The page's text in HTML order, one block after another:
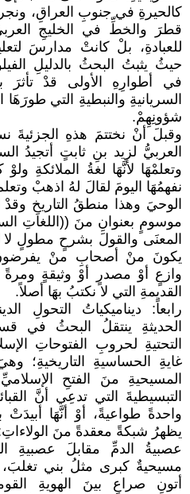
كالحيرةِ في جنوبِ العراقِ،
قطرَ والخطِّ في الخليجِ
للعبادةِ، بلْ كانتْ مدارسَ
حيثُ يثبتُ البحثُ بالدليلِ
في أطوارِهِ الأولى قدْ
السريانيةِ والنبطيةِ التي
شؤونِهِمْ.
وقبلَ أنْ نختتمَ هذهِ الجزئيةَ
العربيُّ لزيد بنِ ثابتٍ أتجيدُ
وتعلمْهَا لأنَّهَا لغةُ الملائكةِ
نفهمُهَا اليومَ لقالَ لهُ اذهبْ
الوحيَ وهذا منطقُ التاريخِ
موسومٍ بعنوانِ منَ ((اللغاتِ
المعنَى والقولَ بشرحٍ مطولٍ لا
يكونَ منْ أصحابِ منْ يفرضونَ
وازعٍ أوْ مصدرٍ أوْ وثيقةٍ ومرةً
القديمةِ التي لا نكتبُ بهَا أصلاً.
رابعاً: ديناميكياتُ التحولِ
الحديثةِ ينتقلُ البحثُ في
التحتيةِ لحروبِ الفتوحاتِ
غايةِ الحساسيةِ التاريخيةِ؛
المسيحيةِ منَ الفتحِ
التبسيطيةَ التي تدعِي أنَّ
واحدةً طواعيةً، أوْ أنَّهَا أبيدَتْ
يظهرُ شبكةً معقدةً منَ
عصبيةُ الدمِّ مقابلَ عصبيةِ
مسيحيةٌ كبرى مثلُ بني تغلبَ،
أتونِ صراعٍ بينَ الهويةِ